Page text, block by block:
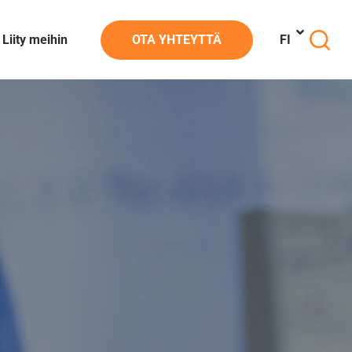
Liity meihin OTA YHTEYTTÄ FI